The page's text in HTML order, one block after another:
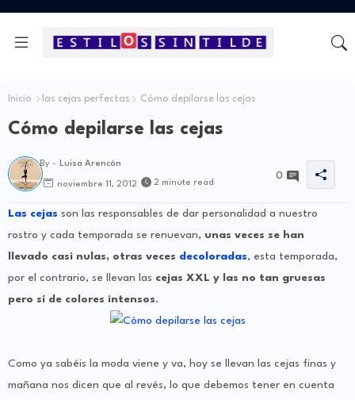
Inicio las cejas perfectas Cómo depilarse las cejas
Cómo depilarse las cejas
By - Luisa Arencón
noviembre 11, 2012 2 minute read
0
Las cejas son las responsables de dar personalidad a nuestro
rostro y cada temporada se renuevan, unas veces se han
llevado casi nulas, otras veces decoloradas, esta temporada,
por el contrario, se llevan las cejas XXL y las no tan gruesas
pero sí de colores intensos.
Como ya sabéis la moda viene y va, hoy se llevan las cejas finas y
mañana nos dicen que al revés, lo que debemos tener en cuenta